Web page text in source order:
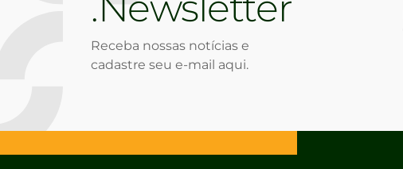
Receba nossas notícias e
cadastre seu e-mail aqui.